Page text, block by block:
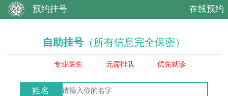
预约挂号 在线预约
自助挂号 （所有信息完全保密）
专业医生 无需排队 优先就诊
姓名